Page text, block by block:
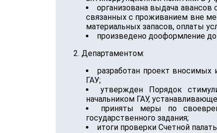
организована выдача
связанных с проживанием вне
материальных запасов, оплаты
произведено дооформление
2. Департаментом:
разработан проект вносимых
ГАУ;
утвержден Порядок
начальником ГАУ,
приняты меры по
государственного задания;
итоги проверки Счетной